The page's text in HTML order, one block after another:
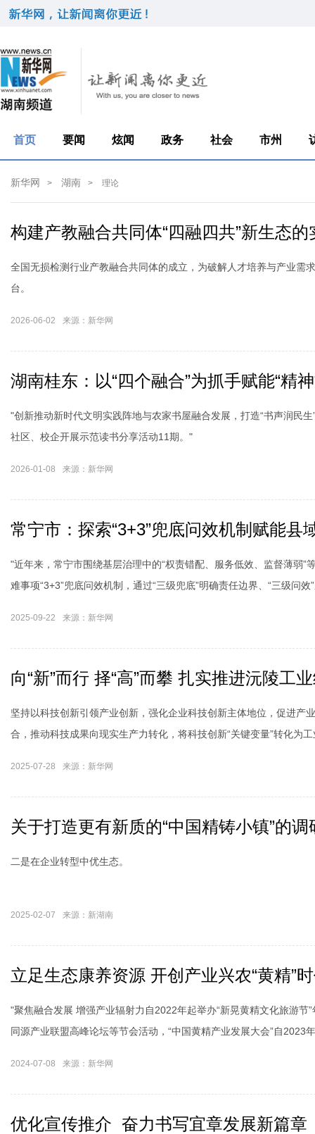
首页 要闻 炫闻 政务 社会 市州
新华网 > 湖南 > 理论
构建产教融合共同体“四融四共”新生态
全国无损检测行业产教融合共同体的成立，为破解人才培养与产业需
台。
2026-06-02 来源：新华网
湖南桂东：以“四个融合”为抓手赋能“精
"创新推动新时代文明实践阵地与农家书屋融合发展，打造“书声润民
社区、校企开展示范读书分享活动11期。"
2026-01-08 来源：新华网
常宁市：探索“3+3”兜底问效机制赋能县
"近年来，常宁市围绕基层治理中的“权责错配、服务低效、监督薄弱”
难事项“3+3”兜底问效机制，通过“三级兜底”明确责任边界、“三级问
2025-09-22 来源：新华网
向“新”而行 择“高”而攀 扎实推进沅陵工
坚持以科技创新引领产业创新，强化企业科技创新主体地位，促进产
合，推动科技成果向现实生产力转化，将科技创新“关键变量”转化为
2025-07-28 来源：新华网
关于打造更有新质的“中国精铸小镇”的调
二是在企业转型中优生态。
2025-02-07 来源：新湖南
立足生态康养资源 开创产业兴农“黄精”
"聚焦融合发展 增强产业辐射力自2022年起举办“新晃黄精文化旅游节
同源产业联盟高峰论坛等节会活动，“中国黄精产业发展大会”自2023
2024-07-08 来源：新华网
优化宣传推介 奋力书写宜章发展新篇章